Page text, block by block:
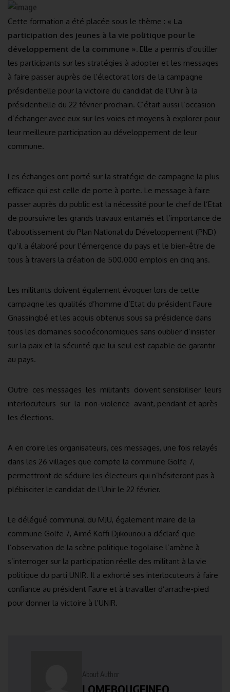
Cette formation a été placée sous le thème : « La
participation des jeunes à la vie politique pour le
développement de la commune ». Elle a permis d’outiller
les participants sur les stratégies à adopter et les messages
à faire passer auprès de l’électorat lors de la campagne
présidentielle pour la victoire du candidat de l’Unir à la
présidentielle du 22 février prochain. C’était aussi l’occasion
d’échanger avec eux sur les voies et moyens à explorer pour
leur meilleure participation au développement de leur
commune.
Les échanges ont porté sur la stratégie de campagne la plus
efficace qui est celle de porte à porte. Le message à faire
passer auprès du public est la nécessité pour le chef de l’Etat
de poursuivre les grands travaux entamés et l’importance de
l’aboutissement du Plan National du Développement (PND)
qu’il a élaboré pour l’émergence du pays et le bien-être de
tous à travers la création de 500.000 emplois en cinq ans.
Les militants doivent également évoquer lors de cette
campagne les qualités d’homme d’Etat du président Faure
Gnassingbé et les acquis obtenus sous sa présidence dans
tous les domaines socioéconomiques sans oublier d’insister
sur la paix et la sécurité que lui seul est capable de garantir
au pays.
Outre ces messages les militants doivent sensibiliser leurs
interlocuteurs sur la non-violence avant, pendant et après
les élections.
A en croire les organisateurs, ces messages, une fois relayés
dans les 26 villages que compte la commune Golfe 7,
permettront de séduire les électeurs qui n’hésiteront pas à
plébisciter le candidat de l’Unir le 22 février.
Le délégué communal du MJU, également maire de la
commune Golfe 7, Aimé Koffi Djikounou a déclaré que
l’observation de la scène politique togolaise l’amène à
s’interroger sur la participation réelle des militant à la vie
politique du parti UNIR. Il a exhorté ses interlocuteurs à faire
confiance au président Faure et à travailler d’arrache-pied
pour donner la victoire à l’UNIR.
About Author
LOMEBOUGEINFO